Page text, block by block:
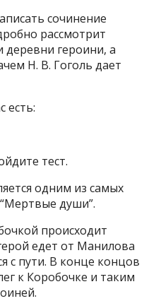
сочинение
рассмотрит
деревни героини, а
Н. В. Гоголь дает
есть:
тест.
одним из самых
души”.
происходит
едет от Манилова
с пути. В конце концов
к Коробочке и таким